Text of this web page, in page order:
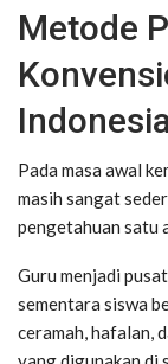
Metode
Pada masa awal
masih sangat
pengetahuan satu
Guru menjadi
sementara siswa
ceramah, hafalan,